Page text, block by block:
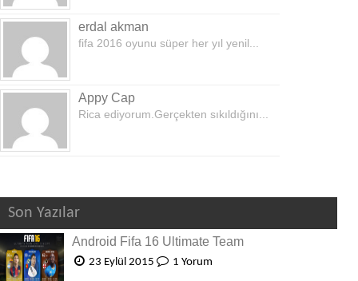
erdal akman
fifa 2016 oyunu süper her yıl yenil...
Appy Cap
Rica ediyorum.Gerçekten sıkıldığını...
Son Yazılar
Android Fifa 16 Ultimate Team
23 Eylül 2015 1 Yorum